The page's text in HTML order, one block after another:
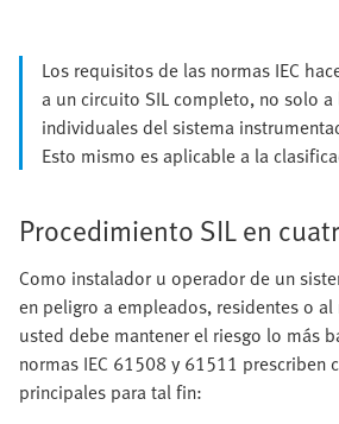
Los requisitos de las normas IEC
a un circuito SIL completo, no solo
individuales del sistema
Esto mismo es aplicable a la
Procedimiento SIL en
Como instalador u operador de un
en peligro a empleados, residentes o
usted debe mantener el riesgo lo más
normas IEC 61508 y 61511 prescriben
principales para tal fin: